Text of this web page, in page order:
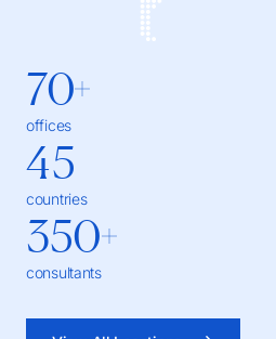
70
offices
45
countries
350
consultants